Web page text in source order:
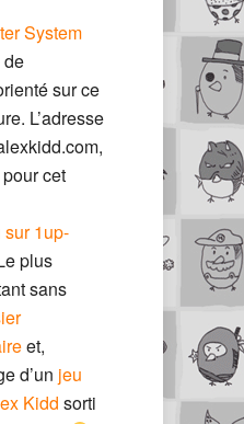
System
de
sur ce
L’adresse
pour cet
sur 1up-
plus
sans
et,
d’un jeu
Kidd sorti